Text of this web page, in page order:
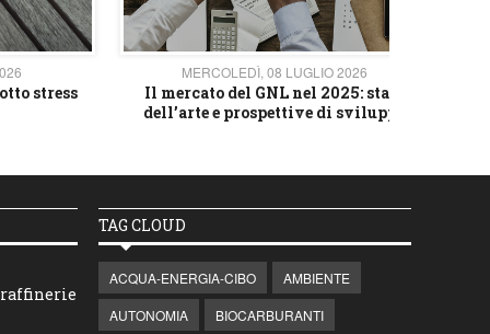
stress
MERCOLEDÌ, 08 LUGLIO 2026
Il mercato del GNL nel 2025: stato
dell’arte e prospettive di sviluppo
raffinerie
TAG CLOUD
ACQUA-ENERGIA-CIBO
AMBIENTE
AUTONOMIA
BIOCARBURANTI